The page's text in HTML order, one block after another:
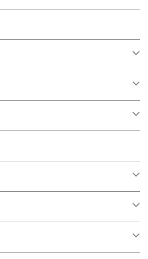
ース
ル
ース
ル